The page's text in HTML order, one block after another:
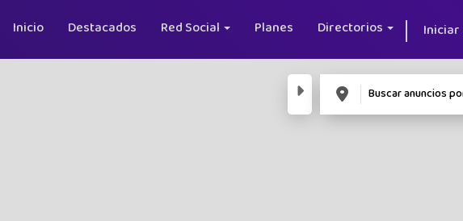
Iniciar
Inicio Destacados Red Social Planes Directorios